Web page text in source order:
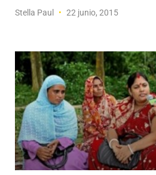
Stella Paul 22 junio, 2015